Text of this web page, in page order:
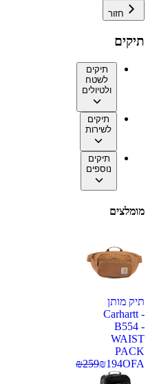
חזור
תיקים
תיקים
לשטח
ולטיולים
תיקים
לשירות
תיקים
נוספים
מומלצים
תיק מותן
Carhartt -
B554 -
WAIST
PACK
OFA
₪194
₪259